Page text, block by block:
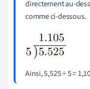
directement au-
comme ci-dessous.
Ainsi, 5,525 ÷ 5 =